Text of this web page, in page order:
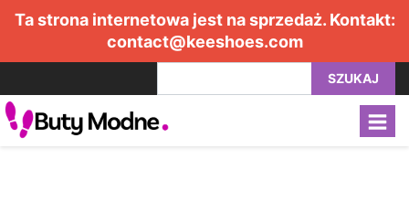
Ta strona internetowa jest na sprzedaż. Kontakt:
contact@keeshoes.com
SZUKAJ